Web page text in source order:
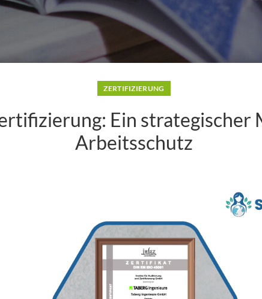
ZERTIFIZIERUNG
Ein strategischer
Arbeitsschutz